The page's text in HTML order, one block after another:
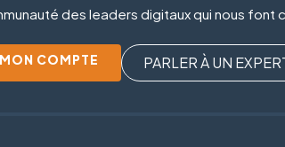
des leaders digitaux qui nous font
COMPTE PARLER À UN